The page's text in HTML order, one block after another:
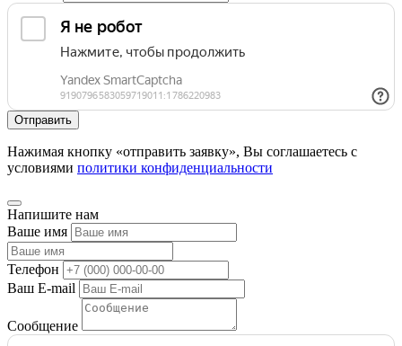
Нажимая кнопку «отправить заявку», Вы соглашаетесь с
условиями политики конфиденциальности
Напишите нам
Ваше имя
Телефон
Ваш E-mail
Сообщение